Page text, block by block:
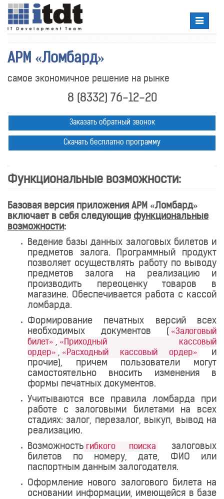
Toggle
АРМ «Ломбард»
самое экономичное решение на рынке
8 (8332) 76-12-20
Заказать обратный звонок
Скачать бесплатно программу
Функциональные возможности:
Базовая версия приложения АРМ «Ломбард»
включает в себя следующие функциональные
возможности:
Ведение базы данных залоговых билетов и
предметов залога. Программный продукт
позволяет осуществлять работу по выводу
предметов залога на реализацию и
производить переоценку товаров в
магазине. Обеспечивается работа с кассой
ломбарда.
Формирование печатных версий всех
необходимых документов ( «Залоговый
билет» , «Приходный кассовый
ордер» , «Расходный кассовый ордер»
и
прочие), причем пользователи могут
самостоятельно вносить изменения в
формы печатных документов.
Учитываются все правила ломбарда при
работе с залоговыми билетами на всех
стадиях: залог, перезалог, выкуп, вывод на
реализацию.
Возможность гибкого поиска
залоговых
билетов по номеру, дате, ФИО или
паспортным данным залогодателя.
Оформление нового залогового билета на
основании информации, имеющейся в базе